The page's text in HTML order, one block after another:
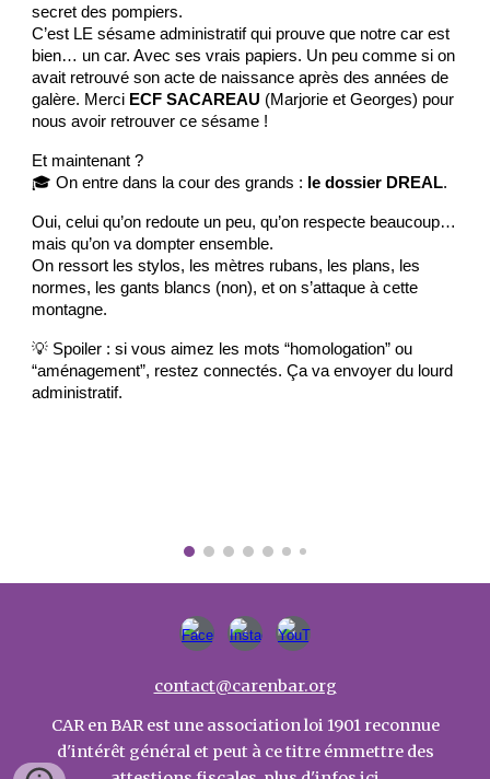
secret des pompiers.
C’est LE sésame administratif qui prouve que notre car est
bien… un car. Avec ses vrais papiers. Un peu comme si on
avait retrouvé son acte de naissance après des années de
galère. Merci ECF SACAREAU (Marjorie et Georges) pour
nous avoir retrouver ce sésame !
Et maintenant ?
🎓 On entre dans la cour des grands : le dossier DREAL.
Oui, celui qu’on redoute un peu, qu’on respecte beaucoup…
mais qu’on va dompter ensemble.
On ressort les stylos, les mètres rubans, les plans, les
normes, les gants blancs (non), et on s’attaque à cette
montagne.
💡 Spoiler : si vous aimez les mots “homologation” ou
“aménagement”, restez connectés. Ça va envoyer du lourd
administratif.
contact@carenbar.org
CAR en BAR est une association loi 1901 reconnue
d'intérêt général et peut à ce titre émmettre des